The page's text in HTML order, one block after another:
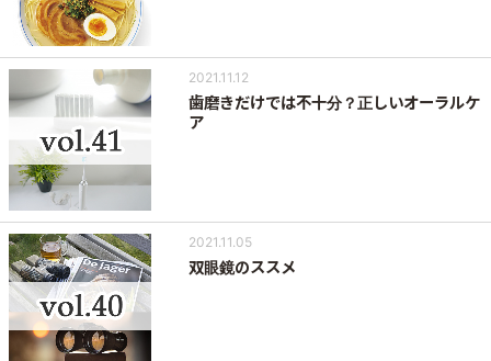
2021.11.12
歯磨きだけでは不十分？正しいオーラルケ
ア
2021.11.05
双眼鏡のススメ